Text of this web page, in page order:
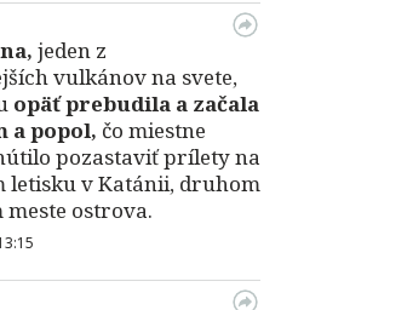
jeden z
vulkánov na svete,
opäť prebudila a začala
a popol, čo miestne
pozastaviť prílety na
letisku v Katánii, druhom
meste ostrova.